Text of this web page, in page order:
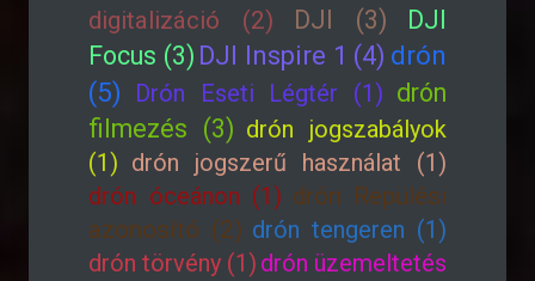
digitalizáció (2) DJI (3)
DJI
Focus (3) DJI Inspire 1 (4) drón
(5)
Drón Eseti Légtér (1) drón
filmezés (3) drón jogszabályok
(1) drón jogszerű használat (1)
drón óceánon (1) drón Repülési
azonosító (2) drón tengeren (1)
drón törvény (1) drón üzemeltetés